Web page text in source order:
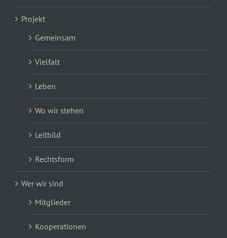
Projekt
Gemeinsam
Vielfalt
Leben
Wo wir stehen
Leitbild
Rechtsform
Wer wir sind
Mitglieder
Kooperationen